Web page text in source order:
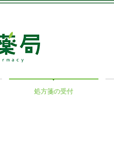
処方箋の受付